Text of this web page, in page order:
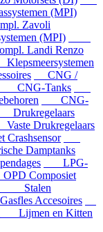
(MPI)
Zavoli
(MPI)
Landi Renzo
CNG /
CNG-Tanks
CNG-
Drukregelaars
Drukregelaars
Damptanks
LPG-
Composiet
Stalen
Accesoires
Lijmen en Kitten